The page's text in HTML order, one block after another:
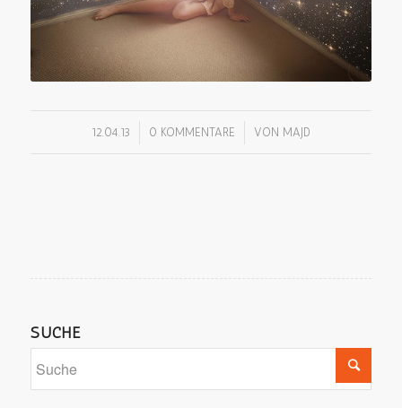
12.04.13 0 KOMMENTARE
/ VON MAJD
SUCHE